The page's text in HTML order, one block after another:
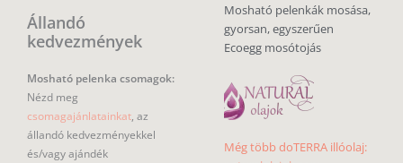
Állandó
kedvezmények
Mosható pelenka csomagok:
Nézd meg
csomagajánlatainkat, az
állandó kedvezményekkel
és/vagy ajándék
Mosható pelenkák mosása,
gyorsan, egyszerűen
Ecoegg mosótojás
Még több doTERRA illóolaj: